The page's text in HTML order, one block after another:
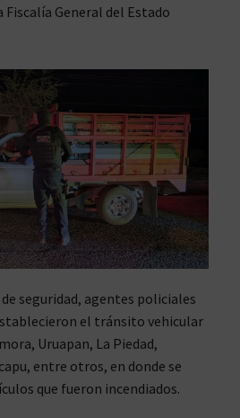
General del Estado
seguridad, agentes policiales
el tránsito vehicular
Uruapan, La Piedad,
entre otros, en donde se
que fueron incendiados.